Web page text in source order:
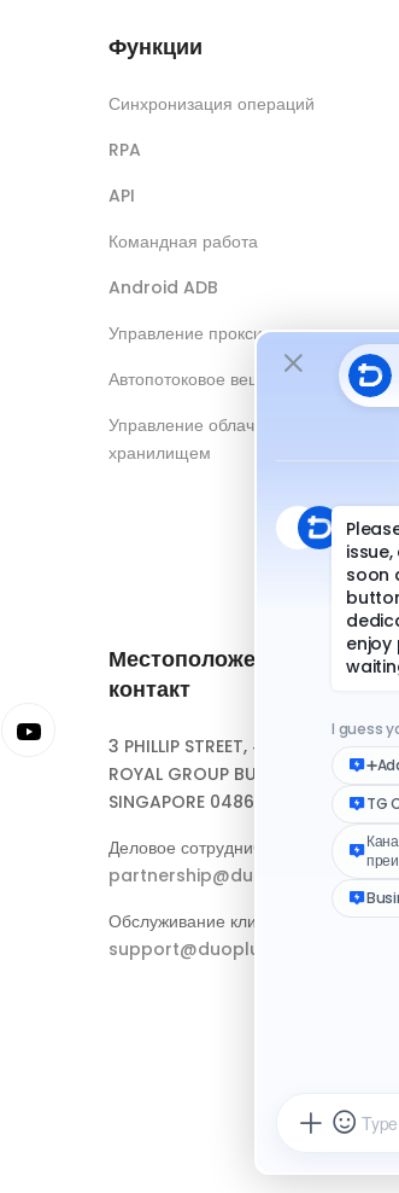
Функции
Синхронизация операций
RPA
API
Командная работа
Android ADB
Управление прокси
Автопотоковое вещание
Управление облачным
хранилищем
Местоположение и
контакт
3 PHILLIP STREET, #10-04,
ROYAL GROUP BUILDING,
SINGAPORE 048693
Деловое сотрудничество:
partnership@duoplus.net
Обслуживание клиентов:
support@duoplus.net